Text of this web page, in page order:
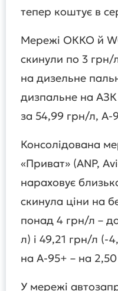
тепер коштує в
Мережі ОККО й
скинули по 3
на дизельне
дизпальне на
за 54,99 грн/л, А-
Консолідована
«Приват» (ANP,
нараховує
скинула ціни на
понад 4 грн/л –
л) і 49,21 грн/л (-
на А-95+ – на
У мережі